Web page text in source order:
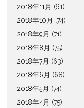
2018年11月 (61)
2018年10月 (74)
2018年9月 (71)
2018年8月 (75)
2018年7月 (63)
2018年6月 (68)
2018年5月 (74)
2018年4月 (75)